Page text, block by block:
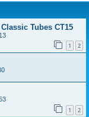
Tubes CT15
1 2
1 2